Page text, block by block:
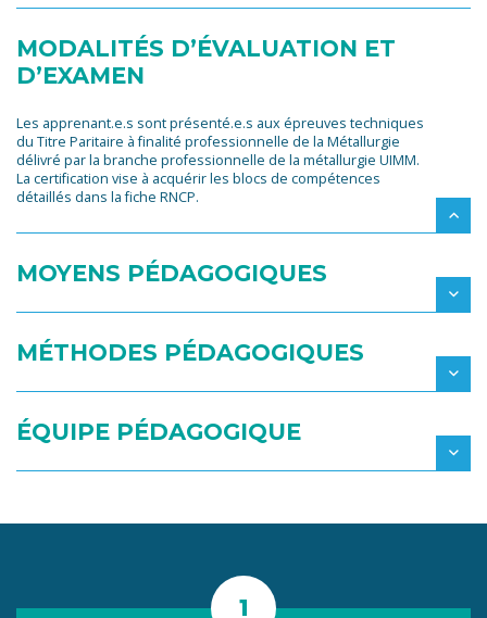
MODALITÉS D’ÉVALUATION ET
D’EXAMEN
Les apprenant.e.s sont présenté.e.s aux épreuves techniques
du Titre Paritaire à finalité professionnelle de la Métallurgie
délivré par la branche professionnelle de la métallurgie UIMM.
La certification vise à acquérir les blocs de compétences
détaillés dans la fiche RNCP.
MOYENS PÉDAGOGIQUES
MÉTHODES PÉDAGOGIQUES
ÉQUIPE PÉDAGOGIQUE